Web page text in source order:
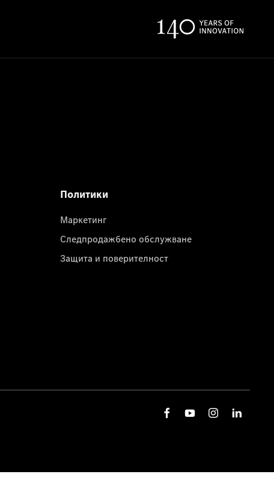
Политики
Маркетинг
Следпродажбено обслужване
Защита и поверителност